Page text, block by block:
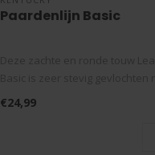
Paardenlijn Basic
welke..
€24,99